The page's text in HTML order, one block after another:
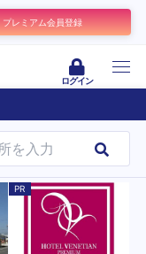
プレミアム会員登録
ログイン
PR